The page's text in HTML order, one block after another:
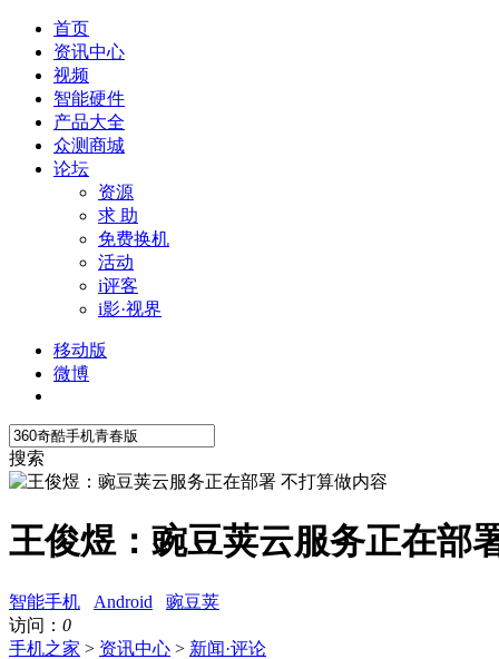
首页
资讯中心
视频
智能硬件
产品大全
众测商城
论坛
资源
求 助
免费换机
活动
i评客
i影·视界
移动版
微博
搜索
王俊煜：豌豆荚云服务正在部
智能手机 Android
豌豆荚
访问： 0
手机之家 > 资讯中心 > 新闻·评论